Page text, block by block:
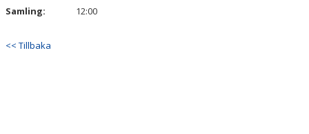
DOKUMENT
KONTAKT
Samling:
12:00
<< Tillbaka